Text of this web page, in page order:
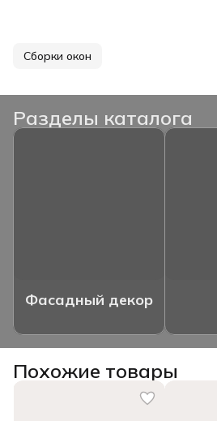
Сборки окон
Разделы каталога
Фасадный декор
Похожие товары